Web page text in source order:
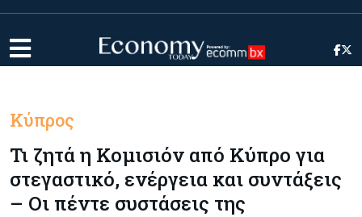
Κύπρος
Τι ζητά η Κομισιόν από Κύπρο για
στεγαστικό, ενέργεια και συντάξεις
– Οι πέντε συστάσεις της